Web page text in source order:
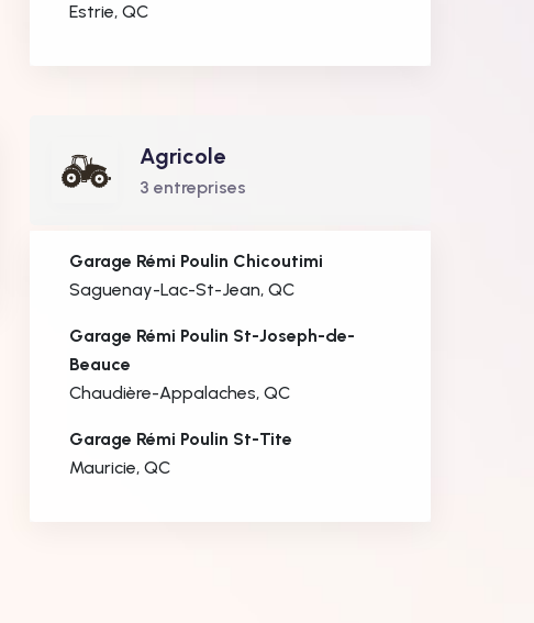
Estrie, QC
Agricole
3 entreprises
Garage Rémi Poulin Chicoutimi
Saguenay-Lac-St-Jean, QC
Garage Rémi Poulin St-Joseph-de-
Beauce
Chaudière-Appalaches, QC
Garage Rémi Poulin St-Tite
Mauricie, QC